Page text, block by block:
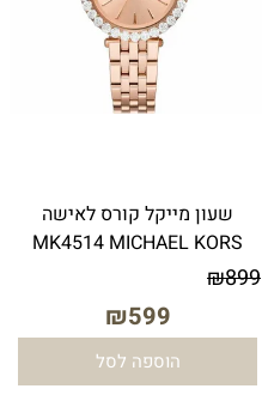
שעון מייקל קורס לאישה
MK4514 MICHAEL KORS
₪899
₪599
הוספה לסל